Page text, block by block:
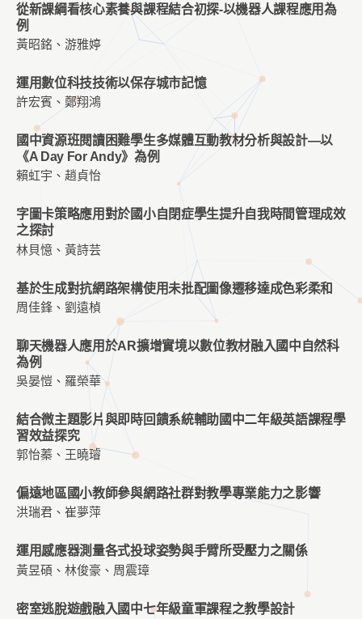
從新課綱看核心素養與課程結合初探-以機器人課程應用為
例
黃昭銘、游雅婷
運用數位科技技術以保存城市記憶
許宏賓、鄭翔鴻
國中資源班閱讀困難學生多媒體互動教材分析與設計—以
《A Day For Andy》為例
賴虹宇、趙貞怡
字圖卡策略應用對於國小自閉症學生提升自我時間管理成效
之探討
林貝憶、黃詩芸
基於生成對抗網路架構使用未批配圖像遷移達成色彩柔和
周佳鋒、劉遠楨
聊天機器人應用於AR擴增實境以數位教材融入國中自然科
為例
吳晏愷、羅榮華
結合微主題影片與即時回饋系統輔助國中二年級英語課程學
習效益探究
郭怡蓁、王曉璿
偏遠地區國小教師參與網路社群對教學專業能力之影響
洪瑞君、崔夢萍
運用感應器測量各式投球姿勢與手臂所受壓力之關係
黃昱碩、林俊豪、周震璋
密室逃脫遊戲融入國中七年級童軍課程之教學設計